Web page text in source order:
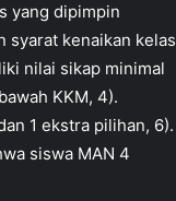
yang dipimpin
syarat kenaikan kelas
nilai sikap minimal
KKM, 4).
1 ekstra pilihan, 6).
siswa MAN 4
“Masjuda”, Wujudkan
Berkarakter
Tutup FASI XIII,
Qurani Berprestasi
Nasional
Ajak Orang Tua